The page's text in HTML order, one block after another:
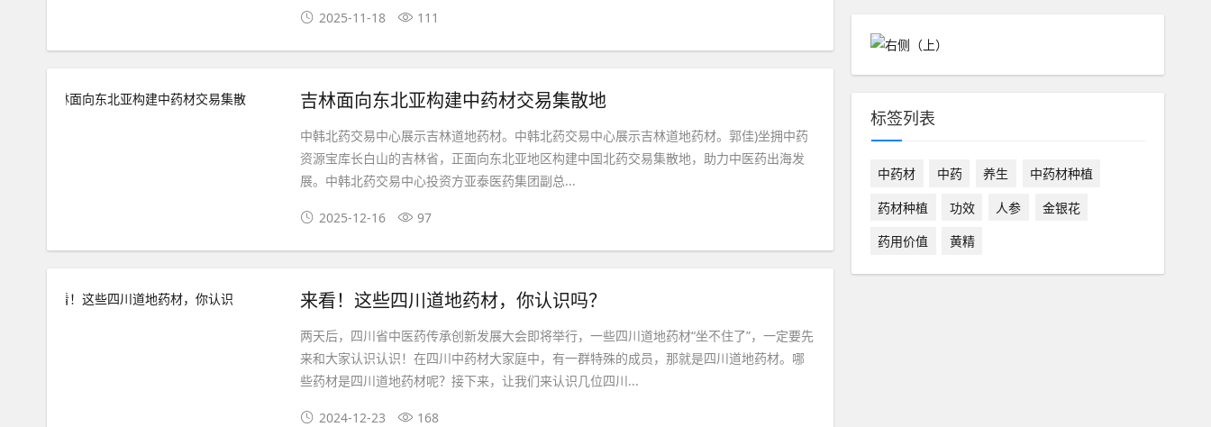
2025-11-18 111
吉林面向东北亚构建中药材交易集散地
中韩北药交易中心展示吉林道地药材。中韩北药交易中心展示吉林道地药材。郭佳)坐拥中药
资源宝库长白山的吉林省，正面向东北亚地区构建中国北药交易集散地，助力中医药出海发
展。中韩北药交易中心投资方亚泰医药集团副总...
2025-12-16 97
来看！这些四川道地药材，你认识吗？
两天后，四川省中医药传承创新发展大会即将举行，一些四川道地药材“坐不住了”，一定要先
来和大家认识认识！在四川中药材大家庭中，有一群特殊的成员，那就是四川道地药材。哪
些药材是四川道地药材呢？接下来，让我们来认识几位四川...
2024-12-23 168
标签列表
中药材 中药 养生
中药材种植
药材种植
功效 人参
金银花
药用价值
黄精